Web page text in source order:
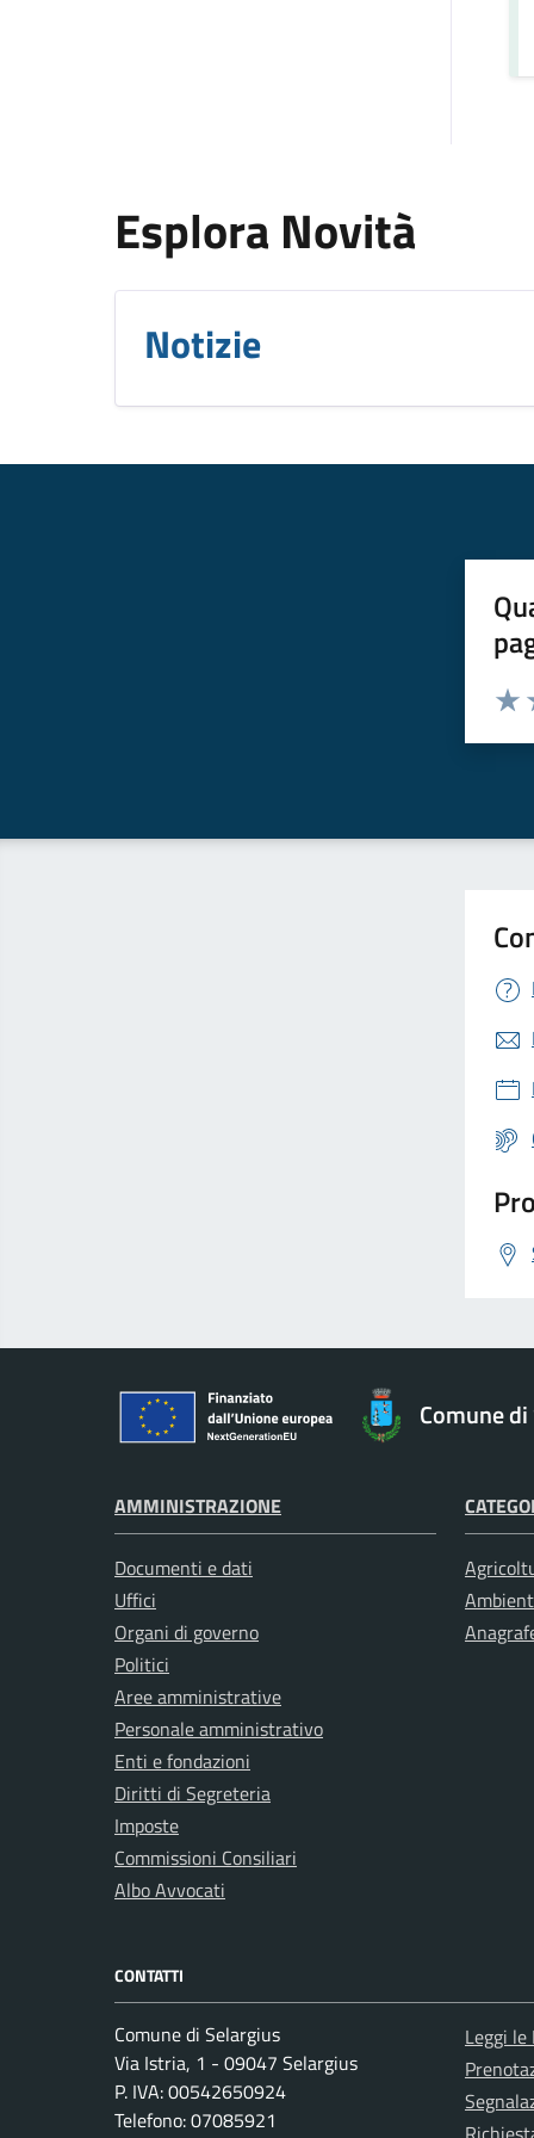
Esplora Novità
Notizie
Comune
AMMINISTRAZIONE
Documenti e dati
Uffici
Organi di governo
Politici
Aree amministrative
Personale amministrativo
Enti e fondazioni
Diritti di Segreteria
Imposte
Commissioni Consiliari
Albo Avvocati
CONTATTI
Comune di Selargius
Via Istria, 1 - 09047 Selargius
P. IVA: 00542650924
Telefono: 07085921
Leggi le